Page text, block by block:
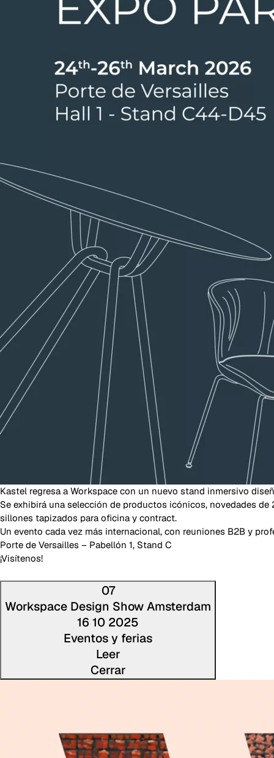
Kastel regresa a Workspace con un nuevo stand inmersivo
Se exhibirá una selección de productos icónicos, novedades
sillones tapizados para oficina y contract.
Un evento cada vez más internacional, con reuniones B2B y
Porte de Versailles – Pabellón 1, Stand C
¡Visítenos!
07
Workspace Design Show Amsterdam
16 10 2025
Eventos y ferias
Leer
CerrarLee la